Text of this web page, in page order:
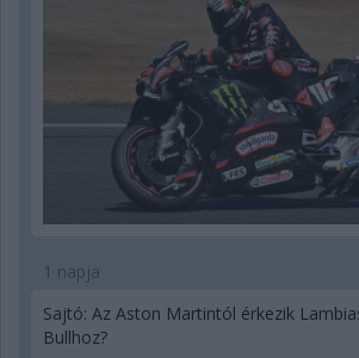
1 napja
Sajtó: Az Aston Martintól érkezik
Bullhoz?